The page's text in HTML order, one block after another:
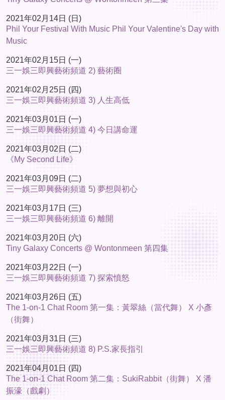
2021年02月14日 (日)
Phil Your Festival With Music Phil Your Valentine's Day with
Music
2021年02月15日 (一)
三一娛三即興藝術頻道 2) 藝術圈
2021年02月25日 (四)
三一娛三即興藝術頻道 3) 人生高低
2021年03月01日 (一)
三一娛三即興藝術頻道 4) 今日講命運
2021年03月02日 (二)
《My Second Life》
2021年03月09日 (二)
三一娛三即興藝術頻道 5) 夢想與初心
2021年03月17日 (三)
三一娛三即興藝術頻道 6) 離開
2021年03月20日 (六)
Tiny Galaxy Concerts @ Wontonmeen 第四集
2021年03月22日 (一)
三一娛三即興藝術頻道 7) 探索憤怒
2021年03月26日 (五)
The 1-on-1 Chat Room 第一集：黃翠絲（當代舞） X 小彥
（街舞）
2021年03月31日 (三)
三一娛三即興藝術頻道 8) P.S.家長指引
2021年04月01日 (四)
The 1-on-1 Chat Room 第二集：SukiRabbit（街舞） X 潘
振濠（戲劇）